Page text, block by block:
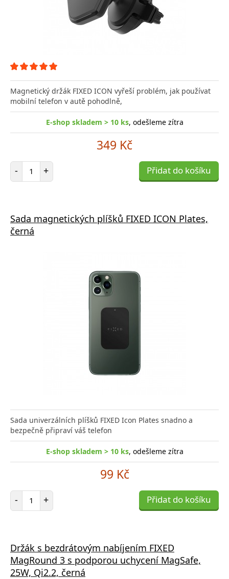
Magnetický držák FIXED ICON vyřeší problém, jak používat
mobilní telefon v autě pohodlně,
E-shop skladem > 10 ks, odešleme zítra
349 Kč
- Počet položek
+ Přidat do košíku
Sada magnetických plíšků FIXED ICON Plates,
černá
Sada univerzálních plíšků FIXED Icon Plates snadno a
bezpečně připraví váš telefon
E-shop skladem > 10 ks, odešleme zítra
99 Kč
- Počet položek
+ Přidat do košíku
Držák s bezdrátovým nabíjením FIXED
MagRound 3 s podporou uchycení MagSafe,
25W, Qi2.2, černá